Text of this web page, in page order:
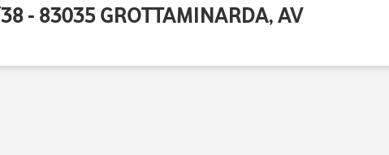
- 83035 GROTTAMINARDA, AV